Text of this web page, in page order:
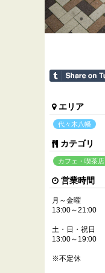
エリア
代々木八幡
カテゴリ
カフェ・喫茶店
営業時間
月～金曜
13:00～21:00
土・日・祝日
13:00～19:00
※不定休